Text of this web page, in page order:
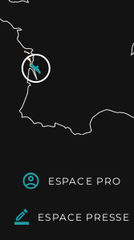
ESPACE PRO
ESPACE PRESSE